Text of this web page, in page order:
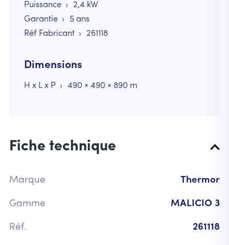
Puissance
2,4 kW
Garantie
5 ans
Réf Fabricant
261118
Dimensions
H x L x P 490 × 490 × 890 m
Fiche technique
Marque Thermor
Gamme MALICIO 3
Réf. 261118